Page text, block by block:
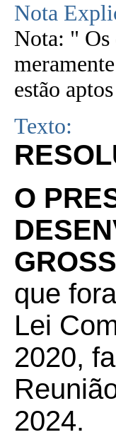
Nota
Nota: " Os
estão
Texto:
O
que
Lei
2020,
2024.